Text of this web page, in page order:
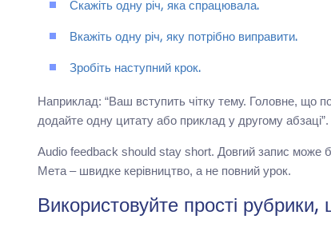
Скажіть одну річ, яка спрацювала.
Вкажіть одну річ, яку потрібно виправити.
Зробіть наступний крок.
Наприклад: “Ваш вступить чітку тему. Головне, що
додайте одну цитату або приклад у другому абзаці”.
Audio feedback should stay short. Довгий запис може
Мета – швидке керівництво, а не повний урок.
Використовуйте прості